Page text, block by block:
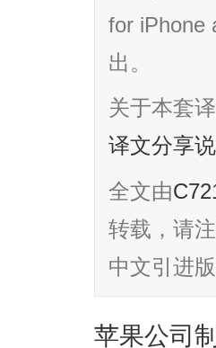
for iPhone
出。
关于本套
译文分享
全文由
转载，请
中文引进
苹果公司